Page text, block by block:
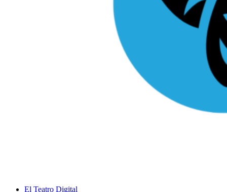
El Teatro Digital